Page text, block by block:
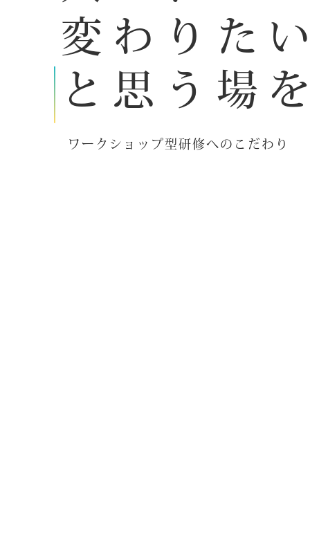
変わりた
と思う場
ワークショップ型研修へのこだわり